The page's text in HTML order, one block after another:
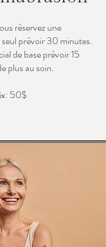
réservez une
prévoir 30 minutes.
de base prévoir 15
plus au soin.
50$